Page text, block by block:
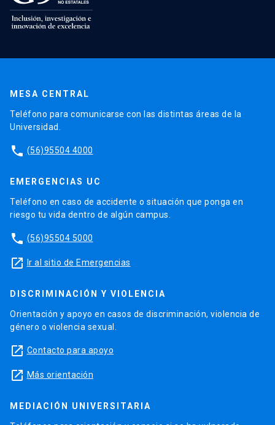
MESA CENTRAL
Teléfono para comunicarse con las distintas áreas de la
Universidad.
phone (56)95504 4000
EMERGENCIAS UC
Teléfono en caso de accidente o situación que ponga en
riesgo tu vida dentro de algún campus.
phone (56)95504 5000
launch Ir al sitio de Emergencias
DISCRIMINACIÓN Y VIOLENCIA
Orientación y apoyo en casos de discriminación, violencia de
género o violencia sexual.
launch Contacto para apoyo
launch Más orientación
MEDIACIÓN UNIVERSITARIA